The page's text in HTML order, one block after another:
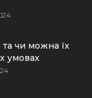
чи можна їх
умовах